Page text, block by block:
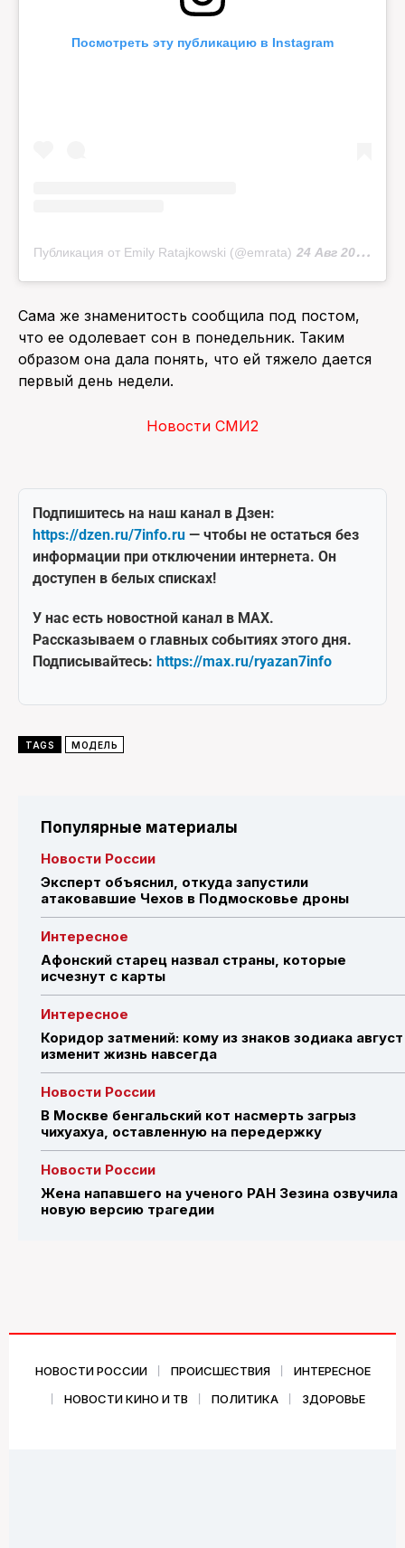
Посмотреть эту публикацию в Instagram
Публикация от Emily Ratajkowski (@emrata) 24 Авг 2020 в 6:50 PDT
Сама же знаменитость сообщила под постом,
что ее одолевает сон в понедельник. Таким
образом она дала понять, что ей тяжело дается
первый день недели.
Новости СМИ2
Подпишитесь на наш канал в Дзен:
https://dzen.ru/7info.ru — чтобы не остаться без
информации при отключении интернета. Он
доступен в белых списках!
У нас есть новостной канал в MAX.
Рассказываем о главных событиях этого дня.
Подписывайтесь: https://max.ru/ryazan7info
TAGS МОДЕЛЬ
Популярные материалы
Новости России
Эксперт объяснил, откуда запустили
атаковавшие Чехов в Подмосковье дроны
Интересное
Афонский старец назвал страны, которые
исчезнут с карты
Интересное
Коридор затмений: кому из знаков зодиака август
изменит жизнь навсегда
Новости России
В Москве бенгальский кот насмерть загрыз
чихуахуа, оставленную на передержку
Новости России
Жена напавшего на ученого РАН Зезина озвучила
новую версию трагедии
НОВОСТИ РОССИИ ПРОИСШЕСТВИЯ
ИНТЕРЕСНОЕ
НОВОСТИ КИНО И ТВ
ПОЛИТИКА ЗДОРОВЬЕ